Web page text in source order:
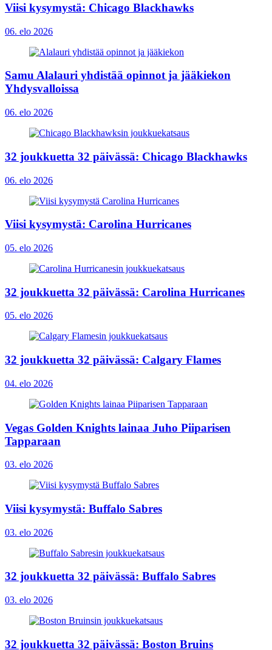
Viisi kysymystä: Chicago Blackhawks
06. elo 2026
Samu Alalauri yhdistää opinnot ja jääkiekon
Yhdysvalloissa
06. elo 2026
32 joukkuetta 32 päivässä: Chicago Blackhawks
06. elo 2026
Viisi kysymystä: Carolina Hurricanes
05. elo 2026
32 joukkuetta 32 päivässä: Carolina Hurricanes
05. elo 2026
32 joukkuetta 32 päivässä: Calgary Flames
04. elo 2026
Vegas Golden Knights lainaa Juho Piiparisen
Tapparaan
03. elo 2026
Viisi kysymystä: Buffalo Sabres
03. elo 2026
32 joukkuetta 32 päivässä: Buffalo Sabres
03. elo 2026
32 joukkuetta 32 päivässä: Boston Bruins